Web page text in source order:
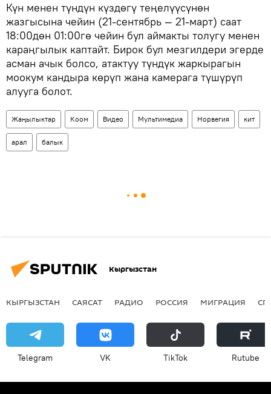
Күн менен түндүн күздөгү теңелүүсүнөн
жазгысына чейин (21-сентябрь — 21-март) саат
18:00дөн 01:00гө чейин бул аймакты толугу менен
караңгылык каптайт. Бирок бул мезгилдери эгерде
асман ачык болсо, атактуу түндүк жаркырагын
моокум кандыра көрүп жана камерага түшүрүп
алууга болот.
Жаңылыктар Коом Видео Мультимедиа Норвегия кит
арал балык
Кыргызстан
КЫРГЫЗСТАН САЯСАТ РАДИО РОССИЯ МИГРАЦИЯ
Telegram VK ТikТоk Rutube